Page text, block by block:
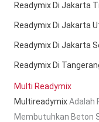
Readymix Di Jakarta
Readymix Di Jakarta
Readymix Di Jakarta
Readymix Di
Multi Readymix
MultireadymixAdalah
Membutuhkan Beton